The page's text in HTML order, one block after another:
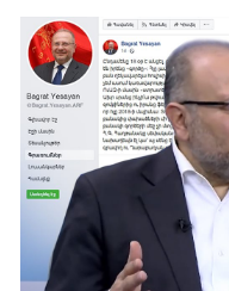
Краснодарский край
Нагорный Карабах
Российская Федерация
Ростовская область
Северная Осетия - Алания
СКФО
Ставропольский край
Чечня